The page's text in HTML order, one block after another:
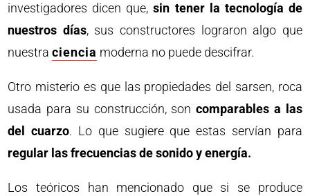
investigadores dicen que,sin tener la tecnología de
nuestros días, sus constructores lograron algo que
nuestraciencia moderna no puede descifrar.
Otro misterio es que las propiedades del sarsen, roca
usada para su construcción, soncomparables a las
del cuarzo. Lo que sugiere que estas servían para
regular las frecuencias de sonido y energía.
Los teóricos han mencionado que si se produce